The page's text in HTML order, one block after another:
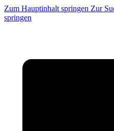
Zum Hauptinhalt springen Zur
springen